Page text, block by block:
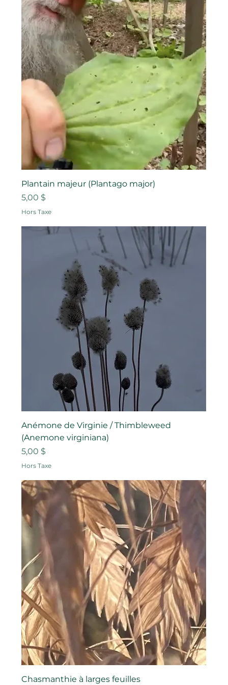
Plantain majeur (Plantago major)
Prix
5,00 $
Hors Taxe
Anémone de Virginie / Thimbleweed
(Anemone virginiana)
Prix
5,00 $
Hors Taxe
Chasmanthie à larges feuilles